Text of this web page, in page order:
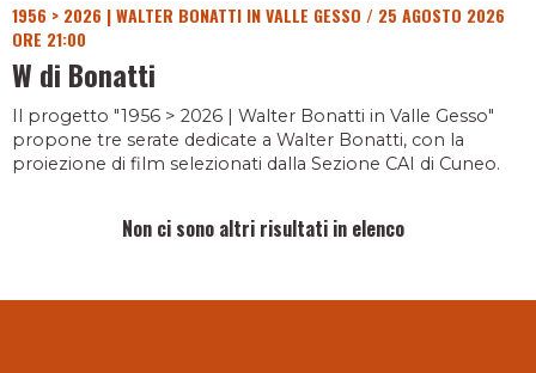
1956 > 2026 | WALTER BONATTI IN VALLE GESSO / 25 AGOSTO 2026
ORE 21:00
W di Bonatti
Il progetto "1956 > 2026 | Walter Bonatti in Valle Gesso"
propone tre serate dedicate a Walter Bonatti, con la
proiezione di film selezionati dalla Sezione CAI di Cuneo.
Non ci sono altri risultati in elenco